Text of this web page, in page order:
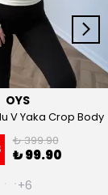
OYS
V Yaka Crop Body
₺ 399.90
₺ 99.90
+6